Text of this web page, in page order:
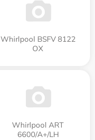
Whirlpool BSFV 8122
OX
Whirlpool ART
6600/A+/LH